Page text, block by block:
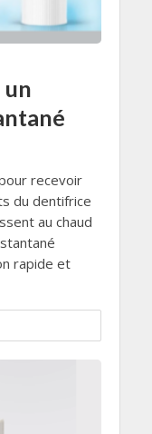
recevoir
du dentifrice
au chaud
rapide et